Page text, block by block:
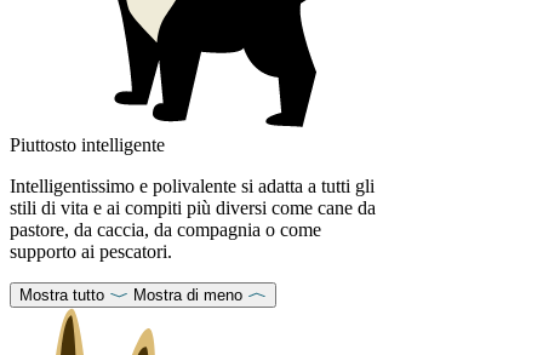
Piuttosto intelligente
Intelligentissimo e polivalente si adatta a tutti gli
stili di vita e ai compiti più diversi come cane da
pastore, da caccia, da compagnia o come
supporto ai pescatori.
Mostra tutto Mostra di meno